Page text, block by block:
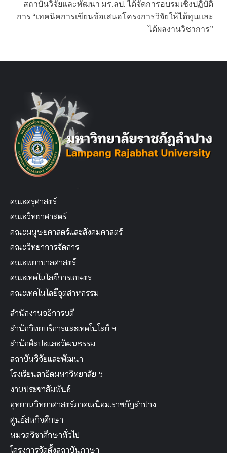
สถาบันวิจัยและพัฒนา มร.ลป. ได้จัดการอบรมเชิงปฏิบัติ
การ “เทคนิคการเขียนข้อเสนอโครงการวิจัยให้ได้ทุนและ
ได้ผลงานวิชาการ”
คณะครุศาสตร์
คณะวิทยาศาสตร์
คณะมนุษยศาสตร์และสังคมศาสตร์
คณะวิทยาการจัดการ
คณะพยาบาลศาสตร์
คณะเทคโนโลยีการเกษตร
คณะเทคโนโลยีอุตสาหกรรม
สำนักงานอธิการบดี
สำนักวิทยบริการและเทคโนโลยี ฯ
สำนักศิลปะและวัฒนธรรม
สถาบันวิจัยและพัฒนา
โรงเรียนสาธิตมหาวิทยาลัย ฯ
งานประชาสัมพันธ์
อุทยานวิทยาศาสตร์ภาคเหนือม.ราชภัฏลำปาง
ศูนย์สหกิจศึกษา
หมวดวิชาศึกษาทั่วไป
โครงการจัดตั้งสถาบันภาษา